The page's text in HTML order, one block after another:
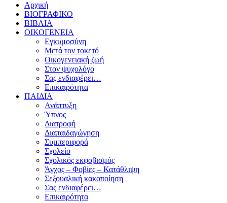
Αρχική
ΒΙΟΓΡΑΦΙΚΟ
ΒΙΒΛΙΑ
ΟΙΚΟΓΕΝΕΙΑ
Εγκυμοσύνη
Μετά τον τοκετό
Οικογενειακή ζωή
Στον ψυχολόγο
Σας ενδιαφέρει…
Επικαιρότητα
ΠΑΙΔΙΑ
Ανάπτυξη
Ύπνος
Διατροφή
Διαπαιδαγώγηση
Συμπεριφορά
Σχολείο
Σχολικός εκφοβισμός
Άγχος – Φοβίες – Κατάθλιψη
Σεξουαλική κακοποίηση
Σας ενδιαφέρει…
Επικαιρότητα